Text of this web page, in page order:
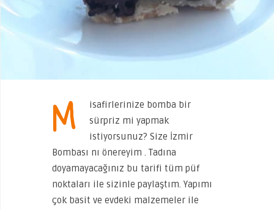
M
isafirlerinize bomba bir
sürpriz mi yapmak
istiyorsunuz? Size İzmir
Bombası nı önereyim . Tadına
doyamayacağınız bu tarifi tüm püf
noktaları ile sizinle paylaştım. Yapımı
çok basit ve evdeki malzemeler ile